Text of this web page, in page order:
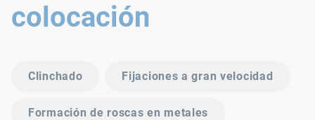
colocación
Clinchado Fijaciones a gran velocidad
Formación de roscas en metales